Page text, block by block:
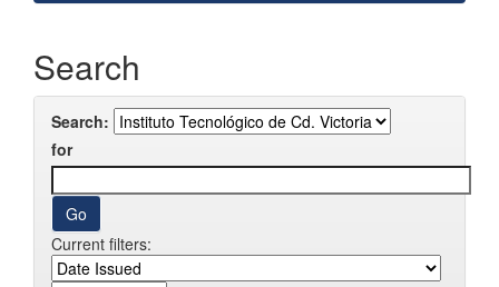
Search
Search:
for
Current filters: